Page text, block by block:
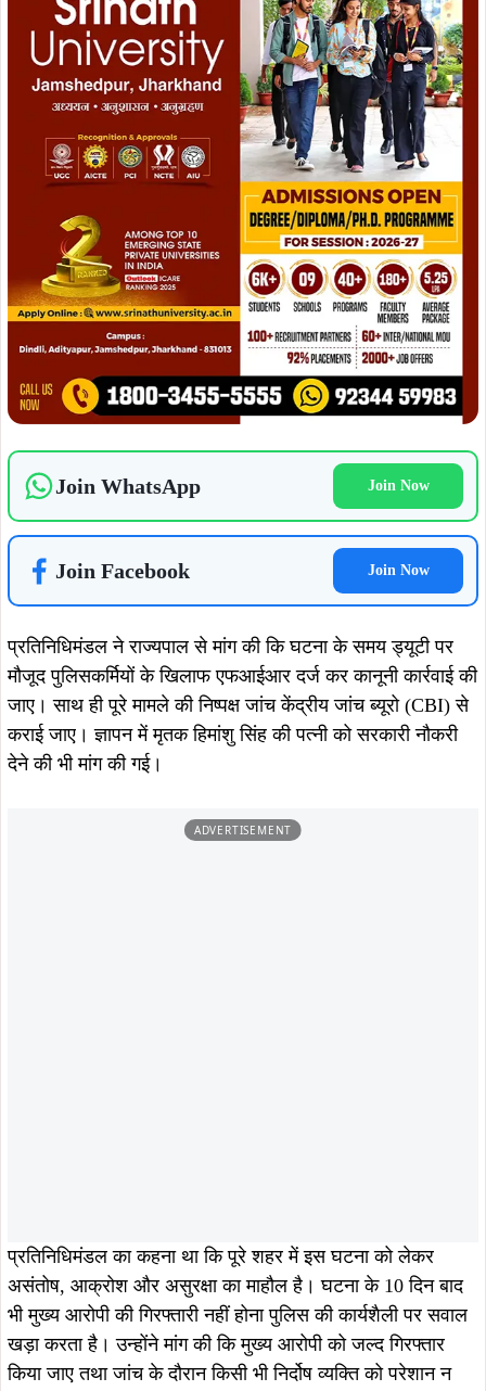
Join WhatsApp Join Now
Join Facebook Join Now
प्रतिनिधिमंडल ने राज्यपाल से मांग की कि घटना के समय ड्यूटी पर
मौजूद पुलिसकर्मियों के खिलाफ एफआईआर दर्ज कर कानूनी कार्रवाई की
जाए। साथ ही पूरे मामले की निष्पक्ष जांच केंद्रीय जांच ब्यूरो (CBI) से
कराई जाए। ज्ञापन में मृतक हिमांशु सिंह की पत्नी को सरकारी नौकरी
देने की भी मांग की गई।
ADVERTISEMENT
प्रतिनिधिमंडल का कहना था कि पूरे शहर में इस घटना को लेकर
असंतोष, आक्रोश और असुरक्षा का माहौल है। घटना के 10 दिन बाद
भी मुख्य आरोपी की गिरफ्तारी नहीं होना पुलिस की कार्यशैली पर सवाल
खड़ा करता है। उन्होंने मांग की कि मुख्य आरोपी को जल्द गिरफ्तार
किया जाए तथा जांच के दौरान किसी भी निर्दोष व्यक्ति को परेशान न